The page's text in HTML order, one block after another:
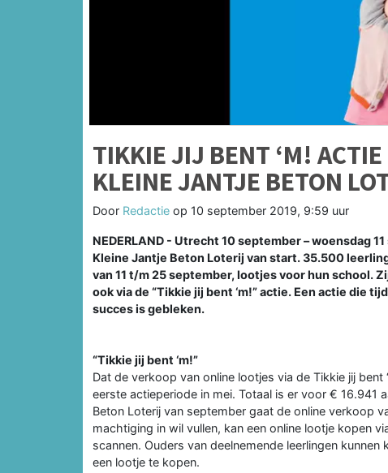
TIKKIE JIJ BENT ‘M! ACTIE
KLEINE JANTJE BETON
Door Redactie op 10 september 2019, 9:59 uur
NEDERLAND - Utrecht 10 september – woensdag
Kleine Jantje Beton Loterij van start. 35.500
van 11 t/m 25 september, lootjes voor hun school.
ook via de “Tikkie jij bent ‘m!” actie. Een actie die
succes is gebleken.
“Tikkie jij bent ‘m!”
Dat de verkoop van online lootjes via de Tikkie jij
eerste actieperiode in mei. Totaal is er voor € 16.941
Beton Loterij van september gaat de online verkoop
machtiging in wil vullen, kan een online lootje kopen
scannen. Ouders van deelnemende leerlingen
een lootje te kopen.